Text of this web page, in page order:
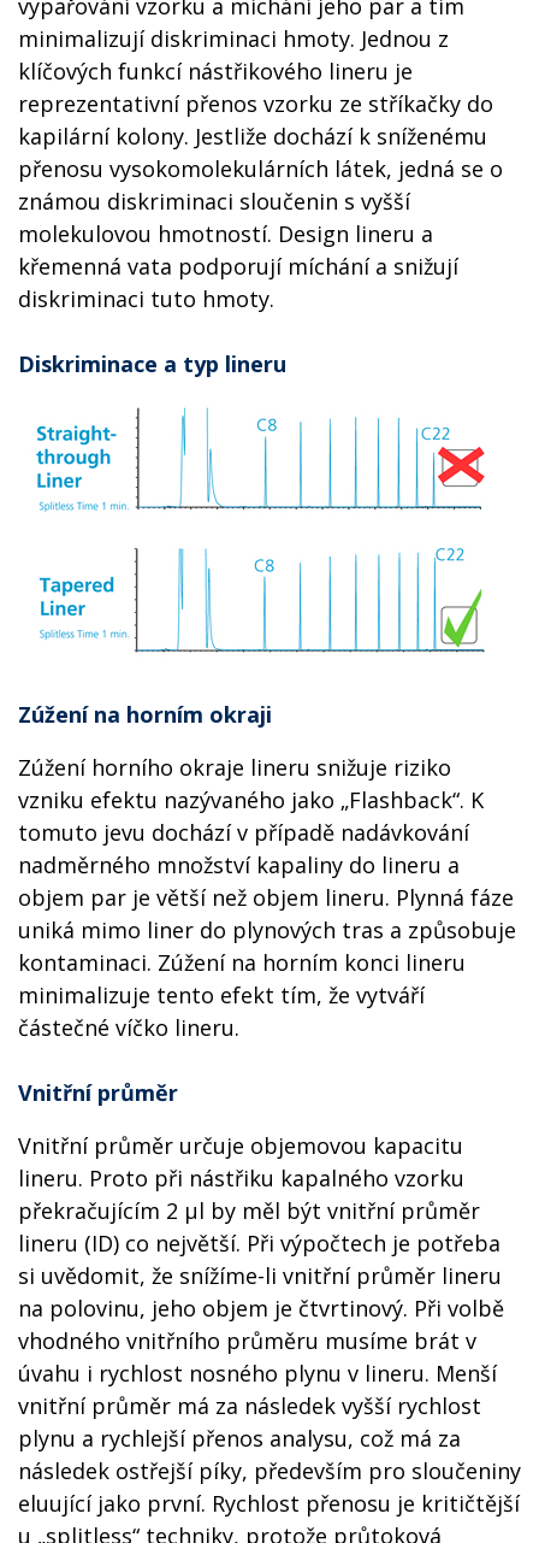
vypařování vzorku a míchání jeho par a tím
minimalizují diskriminaci hmoty. Jednou z
klíčových funkcí nástřikového lineru je
reprezentativní přenos vzorku ze stříkačky do
kapilární kolony. Jestliže dochází k sníženému
přenosu vysokomolekulárních látek, jedná se o
známou diskriminaci sloučenin s vyšší
molekulovou hmotností. Design lineru a
křemenná vata podporují míchání a snižují
diskriminaci tuto hmoty.
Diskriminace a typ lineru
Zúžení na horním okraji
Zúžení horního okraje lineru snižuje riziko
vzniku efektu nazývaného jako „Flashback“. K
tomuto jevu dochází v případě nadávkování
nadměrného množství kapaliny do lineru a
objem par je větší než objem lineru. Plynná fáze
uniká mimo liner do plynových tras a způsobuje
kontaminaci. Zúžení na horním konci lineru
minimalizuje tento efekt tím, že vytváří
částečné víčko lineru.
Vnitřní průměr
Vnitřní průměr určuje objemovou kapacitu
lineru. Proto při nástřiku kapalného vzorku
překračujícím 2 µl by měl být vnitřní průměr
lineru (ID) co největší. Při výpočtech je potřeba
si uvědomit, že snížíme-li vnitřní průměr lineru
na polovinu, jeho objem je čtvrtinový. Při volbě
vhodného vnitřního průměru musíme brát v
úvahu i rychlost nosného plynu v lineru. Menší
vnitřní průměr má za následek vyšší rychlost
plynu a rychlejší přenos analysu, což má za
následek ostřejší píky, především pro sloučeniny
eluující jako první. Rychlost přenosu je kritičtější
u „splitless“ techniky, protože průtoková